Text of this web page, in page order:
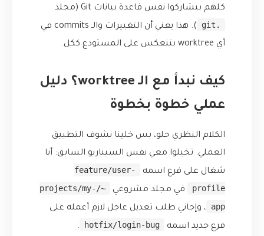
كلهم بيشاركوا نفس قاعدة بيانات Git (مجلد
.git
). هذا يعني أن التغييرات والـ commits في
أي worktree بتنعكس على المستودع ككل.
كيف نبدأ مع الـ worktree؟ دليل
عملي خطوة بخطوة
الكلام النظري حلو، بس خلينا نشوف التطبيق
العملي. تخيلوا معي نفس السيناريو السابق: أنا
شغال على فرع اسمه
feature/user-
profile
في مجلد مشروعي
~/projects/my-
app
، وإجاني طلب تعديل عاجل لازم أعمله على
فرع جديد اسمه
hotfix/login-bug
.